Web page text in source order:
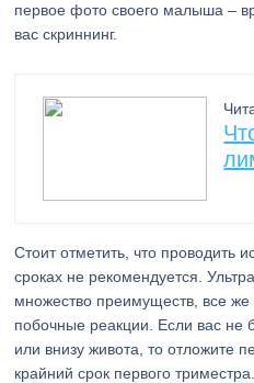
первое фото своего малыша –
вас скриннинг.
Стоит отметить, что проводить
сроках не рекомендуется.
множество преимуществ, все
побочные реакции. Если вас не
или внизу живота, то отложите
крайний срок первого